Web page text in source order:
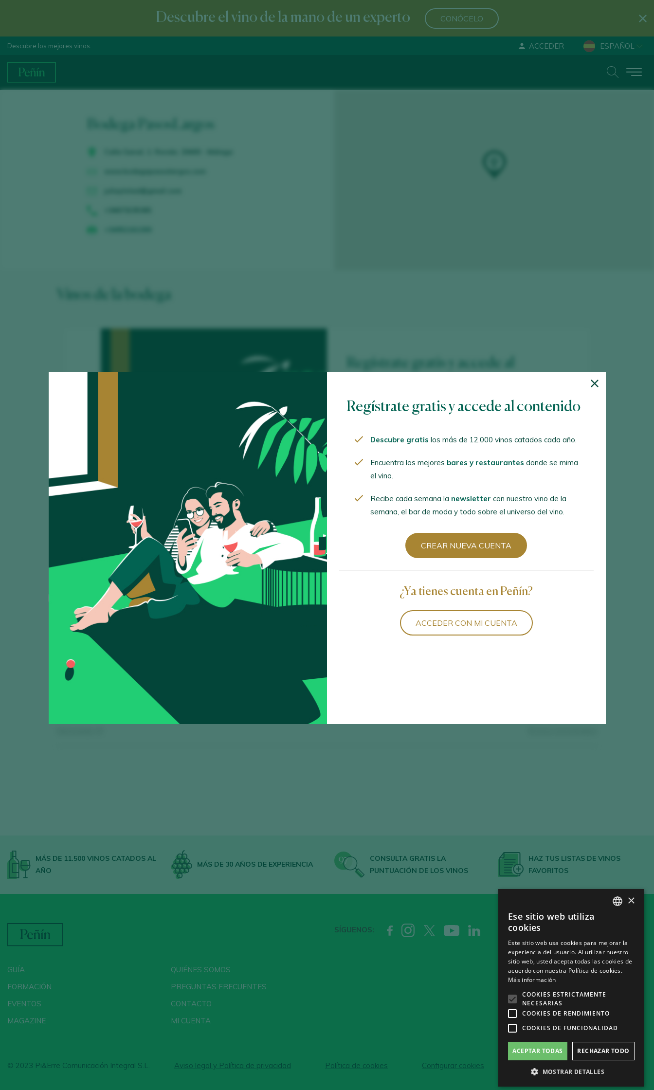
Descubre el vino de la mano de un experto CONÓCELO
Descubre los mejores vinos. ACCEDER ESPAÑOL
ENGLISH
Regístrate gratis y accede al
Descubre gratis los más de 12.000 vinos catados cada año.
Encuentra los mejores bares y restaurantesdonde se
Recibe cada semana la
MÁS DE 11.500 VINOS CATADOS AL
AÑO
MÁS DE 30 AÑOS DE EXPERIENCIA
CONSULTA GRATIS LA
PUNTUACIÓN DE LOS VINOS
HAZ TUS LISTAS DE VINOS
FAVORITOS
SÍGUENOS:
GUÍA
FORMACIÓN
EVENTOS
MAGAZINE
QUIÉNES SOMOS
PREGUNTAS FRECUENTES
CONTACTO
MI CUENTA
© 2023 Pi&Erre Comunicación Integral S.L. Aviso legal y Política de privacidad Política de cookies Configurar cookies
Regístrate gratis y accede al contenido
Descubre gratis los más de 12.000 vinos catados cada año.
Encuentra los mejores bares y restaurantes donde se mima
el vino.
Recibe cada semana la newsletter con nuestro vino de la
semana, el bar de moda y todo sobre el universo del vino.
CREAR NUEVA CUENTA
¿Ya tienes cuenta en Peñín?
ACCEDER CON MI CUENTA
GERMAN
CH
×
Ese sitio web utiliza
cookies
Este sitio web usa cookies para mejorar la
experiencia del usuario. Al utilizar nuestro
sitio web, usted acepta todas las cookies de
acuerdo con nuestra Política de cookies.
Más información
COOKIES ESTRICTAMENTE
NECESARIAS
COOKIES DE RENDIMIENTO
COOKIES DE FUNCIONALIDAD
ACEPTAR TODAS RECHAZAR TODO
MOSTRAR DETALLES